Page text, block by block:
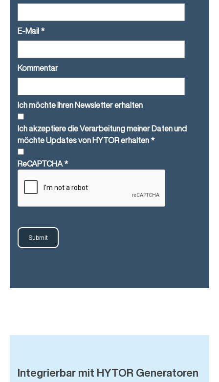
E-Mail*
Kommentar
Ich möchte Ihren Newsletter erhalten
Ich akzeptiere die Verarbeitung meiner Daten und
möchte Updates von HYTOR erhalten*
ReCAPTCHA*
Integrierbar mit HYTOR Generatoren